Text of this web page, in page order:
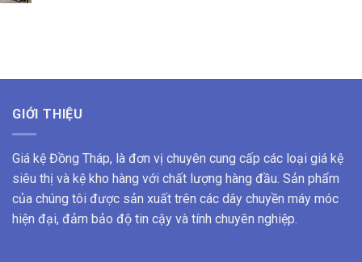
GIỚI THIỆU
Giá kệ Đồng Tháp, là đơn vị chuyên cung cấp các loại giá kệ
siêu thị và kệ kho hàng với chất lượng hàng đầu. Sản phẩm
của chúng tôi được sản xuất trên các dây chuyền máy móc
hiện đại, đảm bảo độ tin cậy và tính chuyên nghiệp.